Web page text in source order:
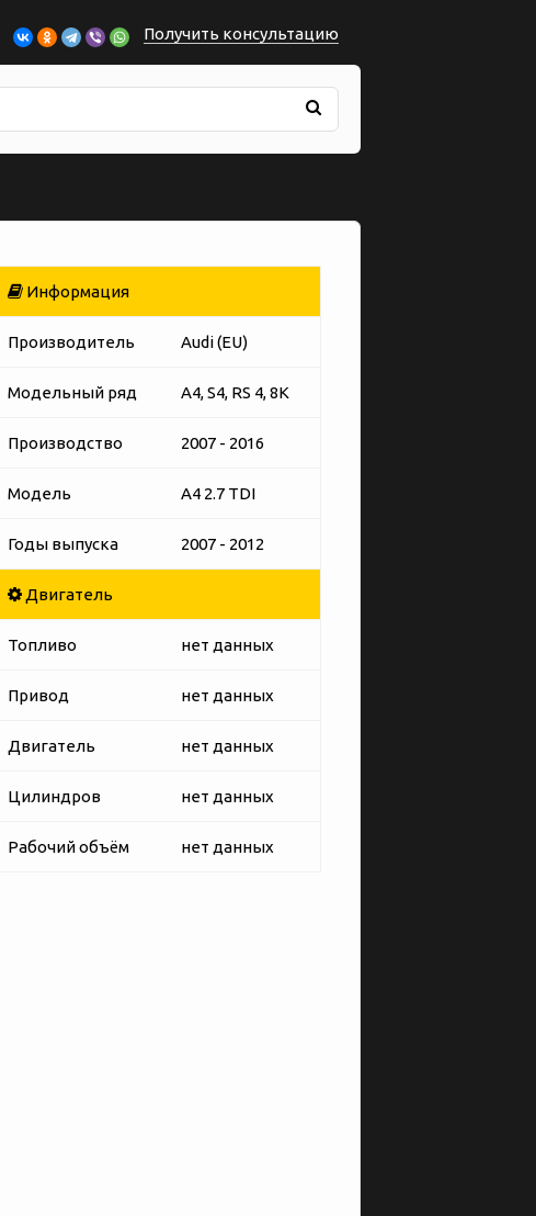
Получить консультацию
Информация
Производитель Audi (EU)
Модельный ряд A4, S4, RS 4, 8K
Производство 2007 - 2016
Модель A4 2.7 TDI
Годы выпуска 2007 - 2012
Двигатель
Топливо нет данных
Привод нет данных
Двигатель нет данных
Цилиндров нет данных
Рабочий объём нет данных